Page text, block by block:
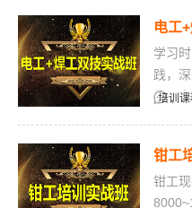
电工
学习
践，
的、
培训
钳工
钳工